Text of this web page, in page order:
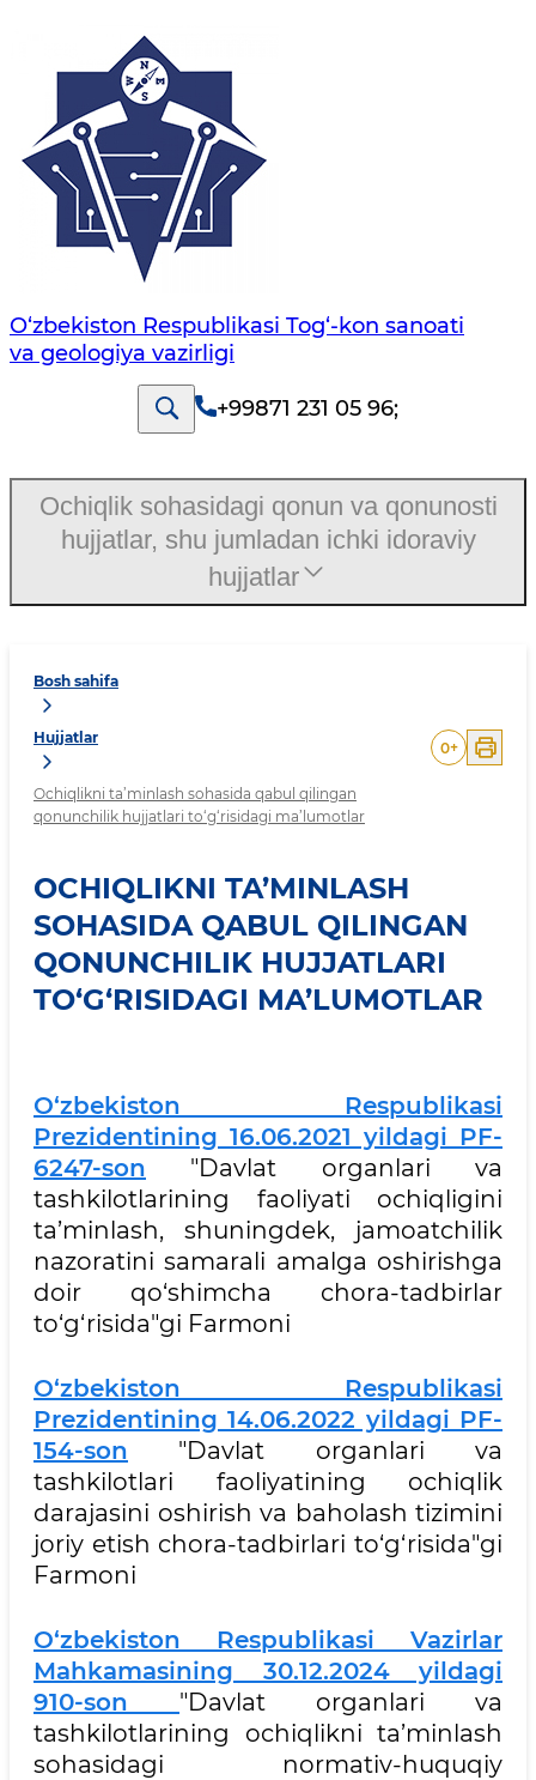
O‘zbekiston Respublikasi Tog‘-kon sanoati
va geologiya vazirligi
+99871 231 05 96;
Bosh sahifa
Hujjatlar
Ochiqlikni ta’minlash sohasida qabul qilingan
qonunchilik hujjatlari to‘g‘risidagi ma’lumotlar
0+
OCHIQLIKNI TA’MINLASH
SOHASIDA QABUL QILINGAN
QONUNCHILIK HUJJATLARI
TO‘G‘RISIDAGI MA’LUMOTLAR
O‘zbekiston Respublikasi
Prezidentining 16.06.2021 yildagi PF-
6247-son "Davlat organlari va
tashkilotlarining faoliyati ochiqligini
ta’minlash, shuningdek, jamoatchilik
nazoratini samarali amalga oshirishga
doir qo‘shimcha chora-tadbirlar
to‘g‘risida"gi Farmoni
O‘zbekiston Respublikasi
Prezidentining 14.06.2022 yildagi PF-
154-son "Davlat organlari va
tashkilotlari faoliyatining ochiqlik
darajasini oshirish va baholash tizimini
joriy etish chora-tadbirlari to‘g‘risida"gi
Farmoni
O‘zbekiston Respublikasi Vazirlar
Mahkamasining 30.12.2024 yildagi
910-son "Davlat organlari va
tashkilotlarining ochiqlikni ta’minlash
sohasidagi normativ-huquqiy
Ochiqlik sohasidagi qonun va qonunosti
hujjatlar, shu jumladan ichki idoraviy
hujjatlar